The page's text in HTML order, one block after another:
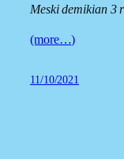
Meski demikian 3
(more…)
11/10/2021